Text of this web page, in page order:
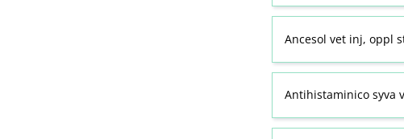
Ancesol vet inj, oppl
Antihistaminico syva